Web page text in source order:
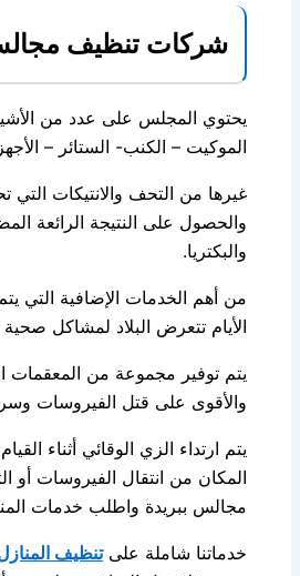
شركات تنظيف
يحتوي المجلس على عدد من
الموكيت – الكنب- الستائر –
غيرها من التحف والانتيكات التي
والحصول على النتيجة الرائعة
والبكتريا.
من أهم الخدمات الإضافية التي
الأيام تتعرض البلاد لمشاكل
يتم توفير مجموعة من المعقمات
والأقوى على قتل الفيروسات
يتم ارتداء الزي الوقائي أثناء
المكان من انتقال الفيروسات
مجالس ببريدة واطلب خدمات
خدماتنا شاملة علىتنظيف